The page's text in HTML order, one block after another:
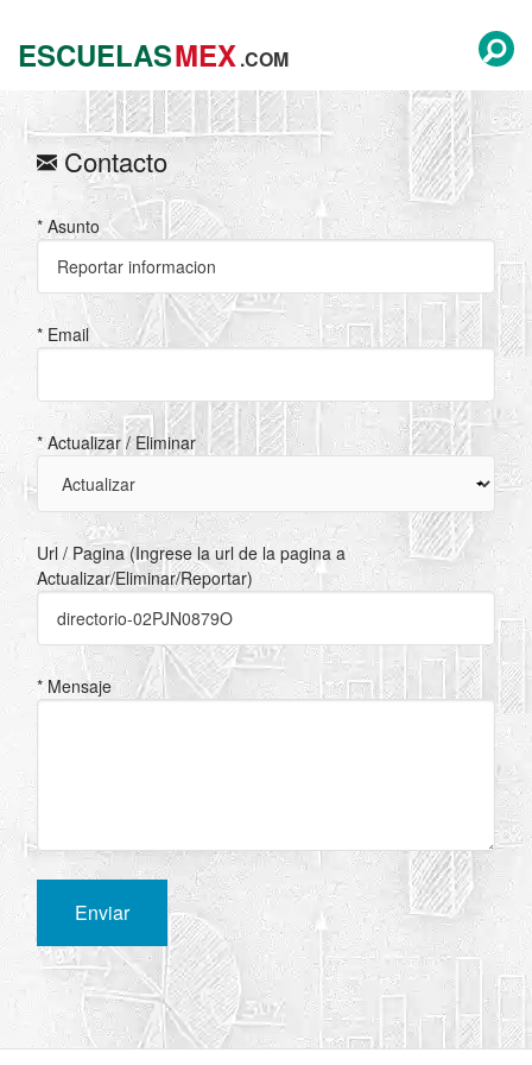
ESCUELASMEX.COM
Contacto
* Asunto
* Email
* Actualizar / Eliminar
Url / Pagina (Ingrese la url de la pagina a
Actualizar/Eliminar/Reportar)
* Mensaje
Enviar